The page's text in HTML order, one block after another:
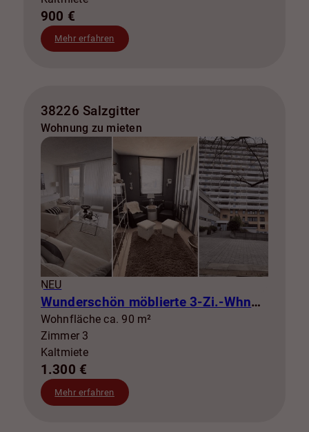
900 €
Mehr erfahren
38226 Salzgitter
Wohnung zu mieten
NEU
Wunderschön möblierte 3-Zi.-Whng mit Balkon zur Miete! SZ-Lebenstedt
Wohnfläche ca. 90 m²
Zimmer 3
Kaltmiete
1.300 €
Mehr erfahren